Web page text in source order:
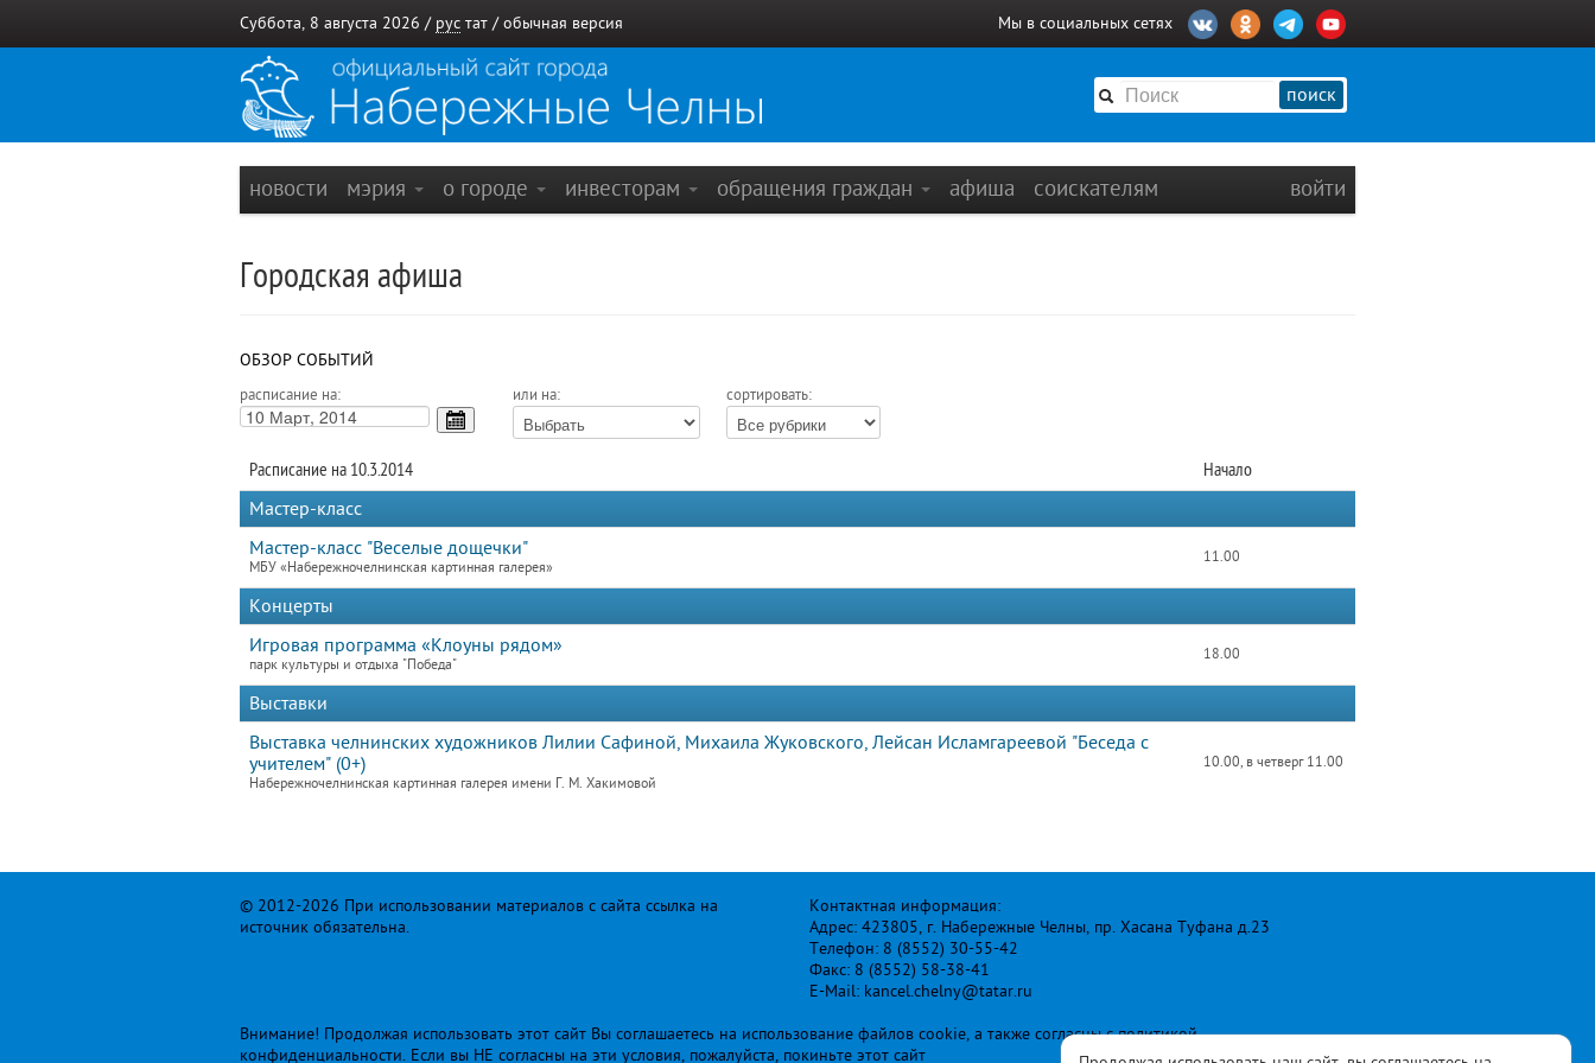
Суббота, 8 августа 2026 / рус тат / обычная версия Мы в социальных сетях
поиск
новости мэрия о городе инвесторам обращения граждан афиша соискателям войти
Городская афиша
ОБЗОР СОБЫТИЙ
расписание на: или на: сортировать:
Расписание на 10.3.2014
Начало
Мастер-класс
Мастер-класс "Веселые дощечки"
МБУ «Набережночелнинская картинная галерея»
11.00
Концерты
Игровая программа «Клоуны рядом»
парк культуры и отдыха "Победа"
18.00
Выставки
Выставка челнинских художников Лилии Сафиной, Михаила Жуковского, Лейсан Исламгареевой "Беседа с
учителем" (0+)
Набережночелнинская картинная галерея имени Г. М. Хакимовой
10.00, в четверг 11.00
© 2012-2026 При использовании материалов с сайта ссылка на
источник обязательна.
Контактная информация:
Адрес: 423805, г. Набережные Челны, пр. Хасана Туфана д.23
Телефон: 8 (8552) 30-55-42
Факс: 8 (8552) 58-38-41
E-Mail: kancel.chelny@tatar.ru
Внимание! Продолжая использовать этот сайт Вы соглашаетесь на использование файлов cookie, а также согласны сполитикой
конфиденциальности. Если вы НЕ согласны на эти условия, пожалуйста, покиньте этот сайт